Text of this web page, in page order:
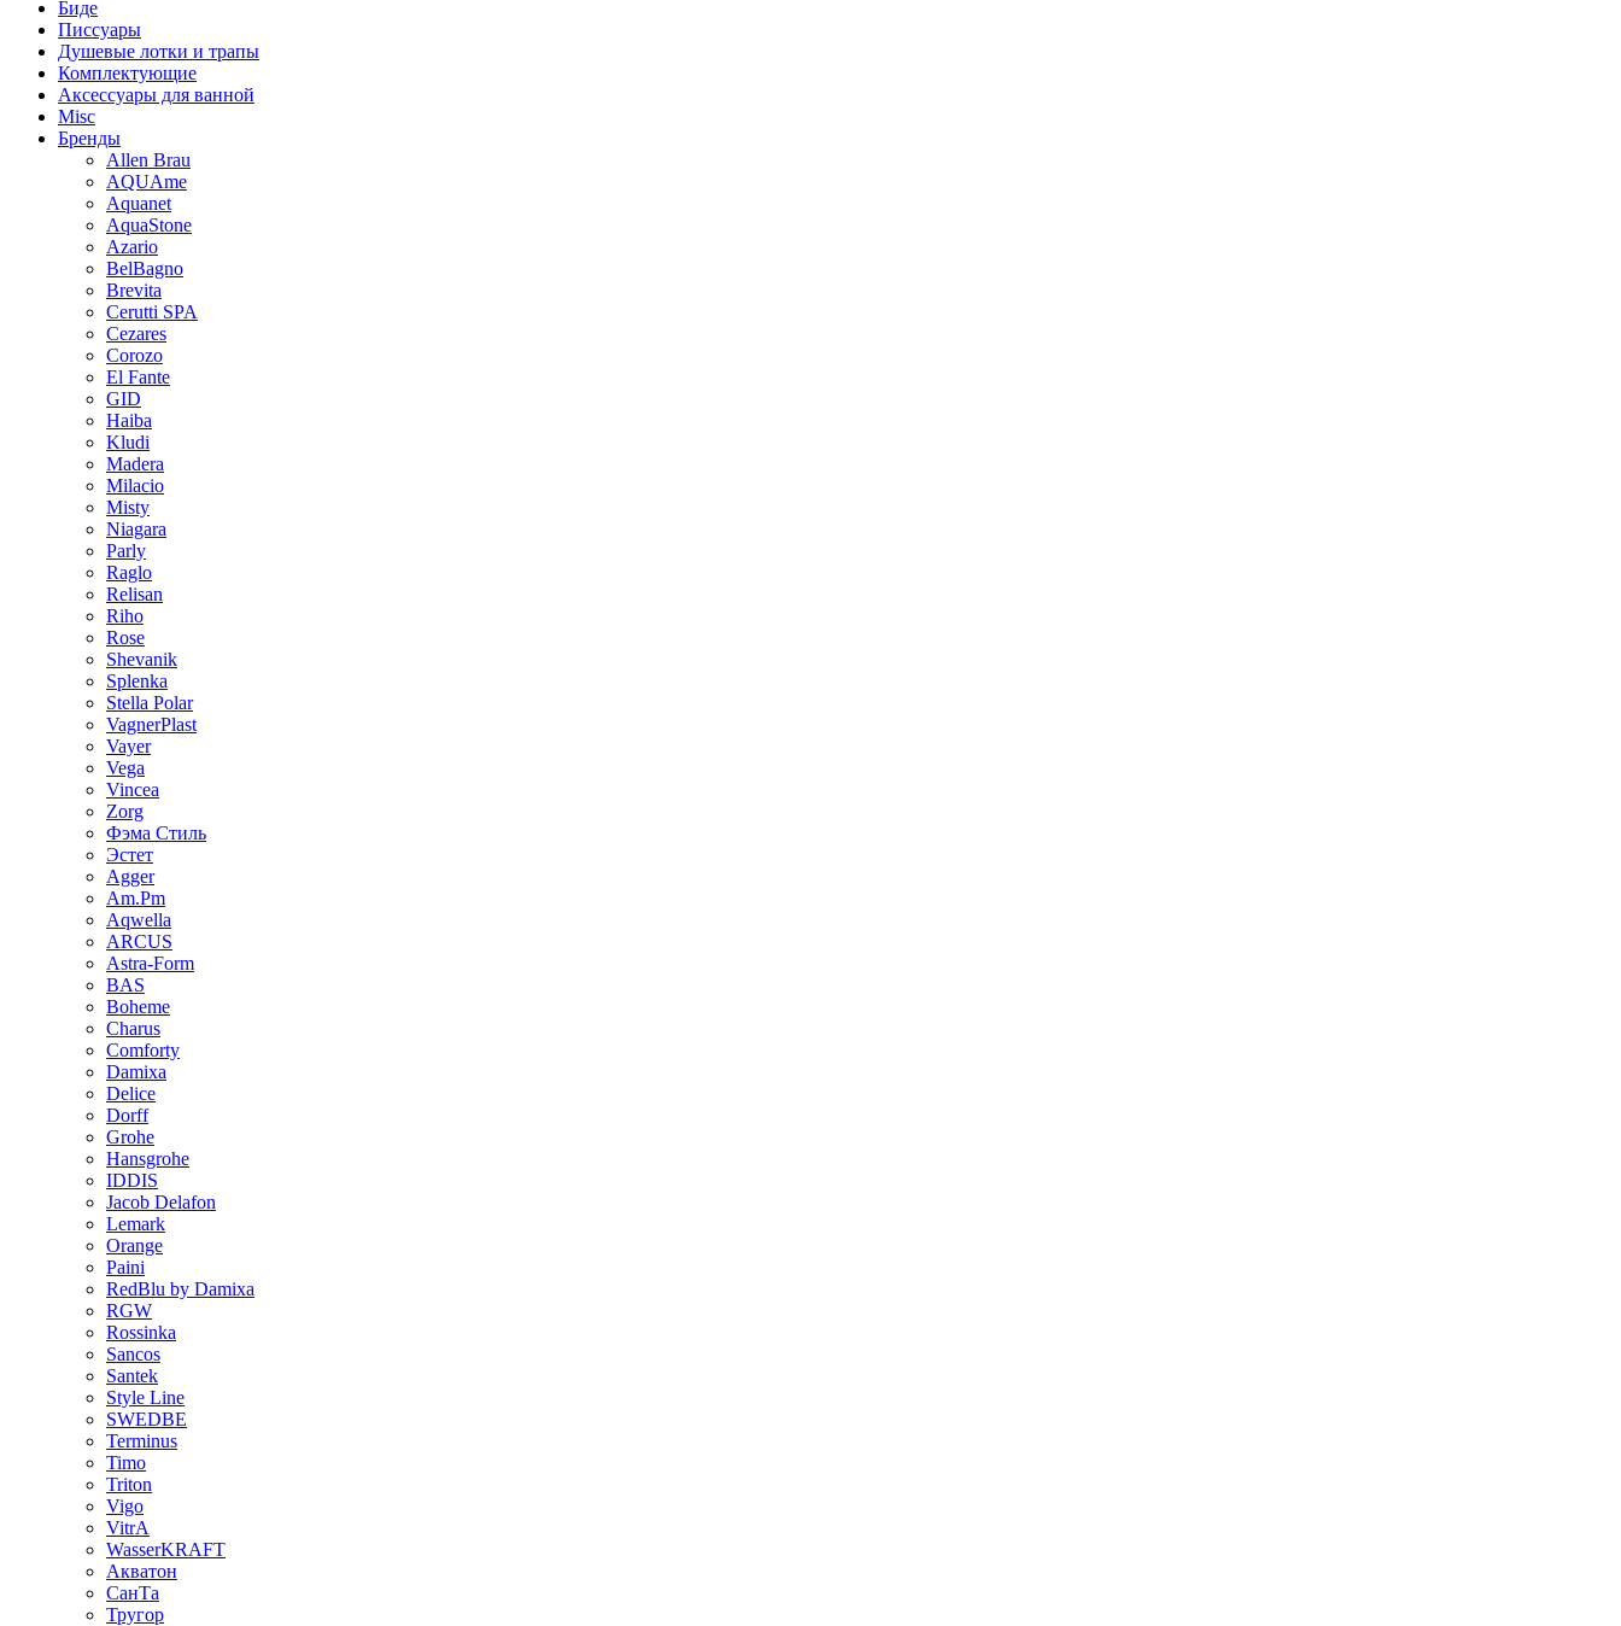
Биде
Писсуары
Душевые лотки и трапы
Комплектующие
Аксессуары для ванной
Misc
Бренды
Allen Brau
AQUAme
Aquanet
AquaStone
Azario
BelBagno
Brevita
Cerutti SPA
Cezares
Corozo
El Fante
GID
Haiba
Kludi
Madera
Milacio
Misty
Niagara
Parly
Raglo
Relisan
Riho
Rose
Shevanik
Splenka
Stella Polar
VagnerPlast
Vayer
Vega
Vincea
Zorg
Фэма Стиль
Эстет
Agger
Am.Pm
Aqwella
ARCUS
Astra-Form
BAS
Boheme
Charus
Comforty
Damixa
Delice
Dorff
Grohe
Hansgrohe
IDDIS
Jacob Delafon
Lemark
Orange
Paini
RedBlu by Damixa
RGW
Rossinka
Sancos
Santek
Style Line
SWEDBE
Terminus
Timo
Triton
Vigo
VitrA
WasserKRAFT
Акватон
СанТа
Тругор